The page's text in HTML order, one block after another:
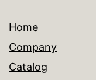
Home
Company
Catalog